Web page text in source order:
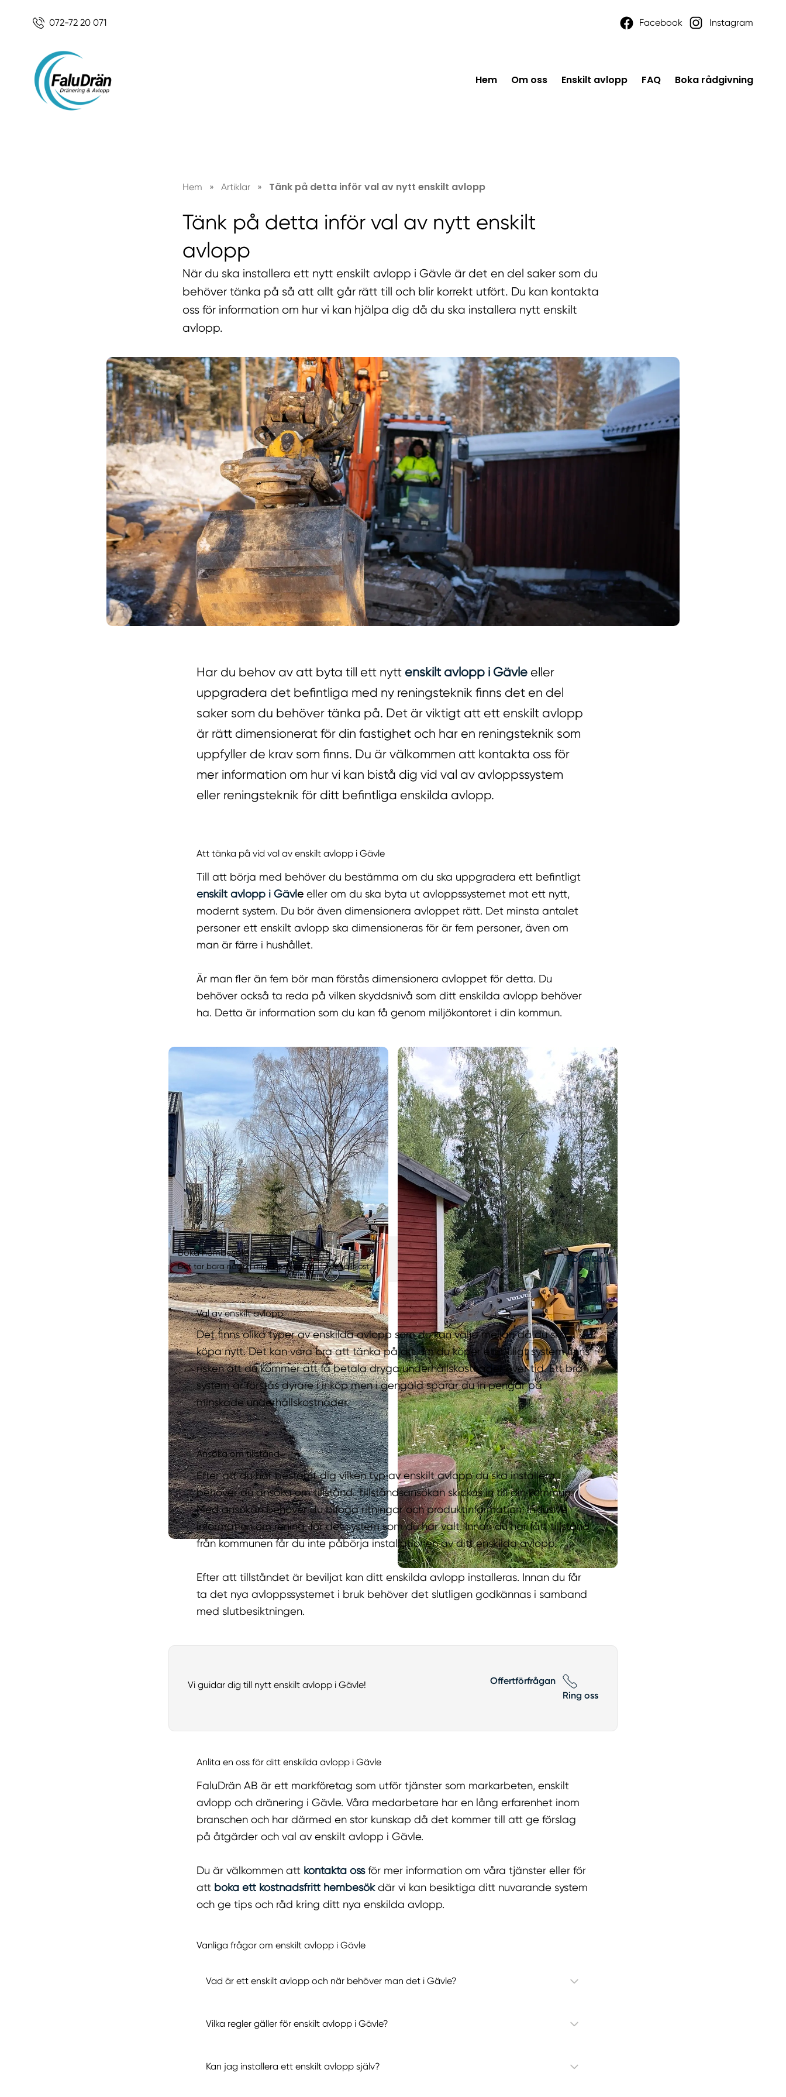
072-72 20 071 Facebook Instagram
Hem Om oss Enskilt avlopp FAQ Boka rådgivning
Hem » Artiklar » Tänk på detta inför val av nytt enskilt avlopp
Tänk på detta inför val av nytt enskilt
avlopp
När du ska installera ett nytt enskilt avlopp i Gävle är det en del saker som du
behöver tänka på så att allt går rätt till och blir korrekt utfört. Du kan kontakta
oss för information om hur vi kan hjälpa dig då du ska installera nytt enskilt
avlopp.
Har du behov av att byta till ett nytt enskilt avlopp i Gävle eller
uppgradera det befintliga med ny reningsteknik finns det en del
saker som du behöver tänka på. Det är viktigt att ett enskilt avlopp
är rätt dimensionerat för din fastighet och har en reningsteknik som
uppfyller de krav som finns. Du är välkommen att kontakta oss för
mer information om hur vi kan bistå dig vid val av avloppssystem
eller reningsteknik för ditt befintliga enskilda avlopp.
Att tänka på vid val av enskilt avlopp i Gävle
Till att börja med behöver du bestämma om du ska uppgradera ett befintligt
enskilt avlopp i Gävle eller om du ska byta ut avloppssystemet mot ett nytt,
modernt system. Du bör även dimensionera avloppet rätt. Det minsta antalet
personer ett enskilt avlopp ska dimensioneras för är fem personer, även om
man är färre i hushållet.
Är man fler än fem bör man förstås dimensionera avloppet för detta. Du
behöver också ta reda på vilken skyddsnivå som ditt enskilda avlopp behöver
ha. Detta är information som du kan få genom miljökontoret i din kommun.
Boka hembesök
Det tar bara någon minut och är helt förbehållslöst
Börja här!
Val av enskilt avlopp
Det finns olika typer av enskilda avlopp som du kan välja mellan då du ska
köpa nytt. Det kan vara bra att tänka på att om du köper ett billigt system finns
risken att du kommer att få betala dryga underhållskostnader över tid. Ett bra
system är förstås dyrare i inköp men i gengäld sparar du in pengar på
minskade underhållskostnader.
Ansöka om tillstånd
Efter att du har bestämt dig vilken typ av enskilt avlopp du ska installera
behöver du ansöka om tillstånd. Tillståndsansökan skickas in till din kommun.
Med ansökan behöver du bifoga ritningar och produktinformation, inklusive
information om rening, för det system som du har valt. Innan du har fått tillstånd
från kommunen får du inte påbörja installationen av ditt enskilda avlopp.
Efter att tillståndet är beviljat kan ditt enskilda avlopp installeras. Innan du får
ta det nya avloppssystemet i bruk behöver det slutligen godkännas i samband
med slutbesiktningen.
Vi guidar dig till nytt enskilt avlopp i Gävle!
Offertförfrågan
Ring oss
Anlita en oss för ditt enskilda avlopp i Gävle
FaluDrän AB är ett markföretag som utför tjänster som markarbeten, enskilt
avlopp och dränering i Gävle. Våra medarbetare har en lång erfarenhet inom
branschen och har därmed en stor kunskap då det kommer till att ge förslag
på åtgärder och val av enskilt avlopp i Gävle.
Du är välkommen att kontakta ossför mer information om våra tjänster eller för
att boka ett kostnadsfritt hembesökdär vi kan besiktiga ditt nuvarande system
och ge tips och råd kring ditt nya enskilda avlopp.
Vanliga frågor om enskilt avlopp i Gävle
Vad är ett enskilt avlopp och när behöver man det i Gävle?
Vilka regler gäller för enskilt avlopp i Gävle?
Kan jag installera ett enskilt avlopp själv?